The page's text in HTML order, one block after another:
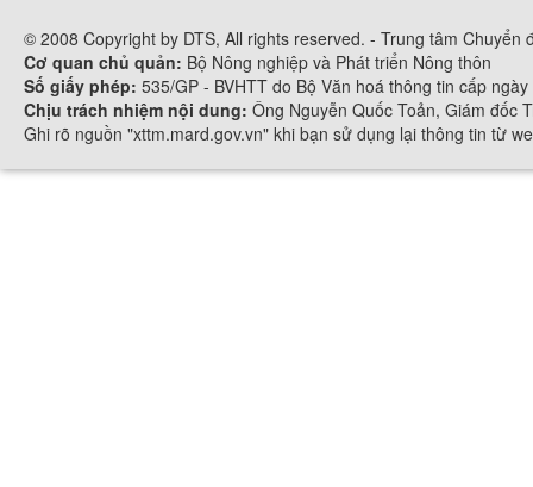
© 2008 Copyright by DTS, All rights reserved. - Trung tâm Chuyển
Cơ quan chủ quản: Bộ Nông nghiệp và Phát triển Nông thôn
Số giấy phép: 535/GP - BVHTT do Bộ Văn hoá thông tin cấp
Chịu trách nhiệm nội dung: Ông Nguyễn Quốc Toản, Giám đốc
Ghi rõ nguồn "xttm.mard.gov.vn" khi bạn sử dụng lại thông tin từ